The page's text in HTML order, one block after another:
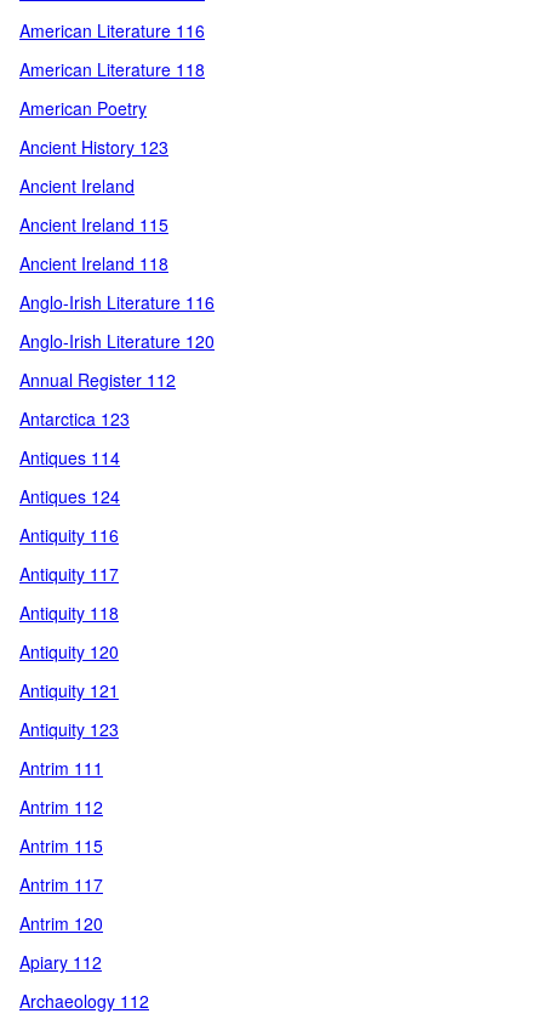
American Literature 116
American Literature 118
American Poetry
Ancient History 123
Ancient Ireland
Ancient Ireland 115
Ancient Ireland 118
Anglo-Irish Literature 116
Anglo-Irish Literature 120
Annual Register 112
Antarctica 123
Antiques 114
Antiques 124
Antiquity 116
Antiquity 117
Antiquity 118
Antiquity 120
Antiquity 121
Antiquity 123
Antrim 111
Antrim 112
Antrim 115
Antrim 117
Antrim 120
Apiary 112
Archaeology 112